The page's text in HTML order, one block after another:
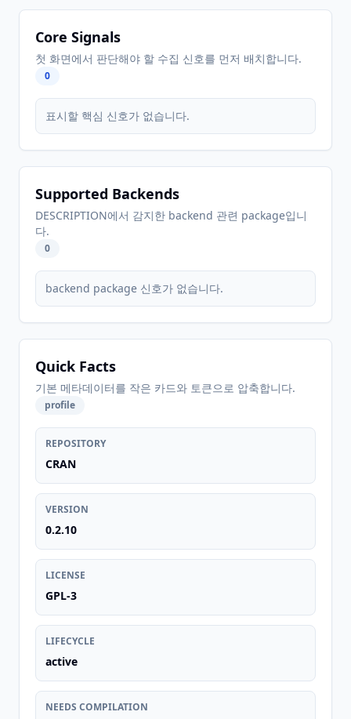
Core Signals
첫 화면에서 판단해야 할 수집 신호를 먼저 배치합니다.
0
표시할 핵심 신호가 없습니다.
Supported Backends
DESCRIPTION에서 감지한 backend 관련 package입니
다.
0
backend package 신호가 없습니다.
Quick Facts
기본 메타데이터를 작은 카드와 토큰으로 압축합니다.
profile
REPOSITORY
CRAN
VERSION
0.2.10
LICENSE
GPL-3
LIFECYCLE
active
NEEDS COMPILATION